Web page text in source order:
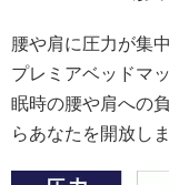
腰や肩に圧力が集
プレミアベッドマ
眠時の腰や肩への
らあなたを開放しま